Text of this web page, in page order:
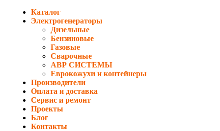
Каталог
Электрогенераторы
Дизельные
Бензиновые
Газовые
Сварочные
АВР СИСТЕМЫ
Еврокожухи и контейнеры
Производители
Оплата и доставка
Сервис и ремонт
Проекты
Блог
Контакты